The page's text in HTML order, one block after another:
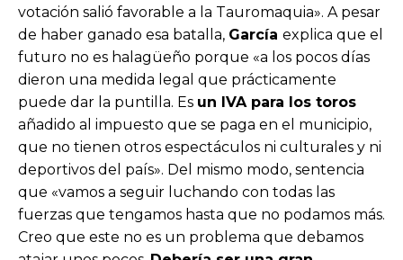
votación salió favorable a la Tauromaquia». A pesar
de haber ganado esa batalla, García explica que el
futuro no es halagüeño porque «a los pocos días
dieron una medida legal que prácticamente
puede dar la puntilla. Es un IVA para los toros
añadido al impuesto que se paga en el municipio,
que no tienen otros espectáculos ni culturales y ni
deportivos del país». Del mismo modo, sentencia
que «vamos a seguir luchando con todas las
fuerzas que tengamos hasta que no podamos más.
Creo que este no es un problema que debamos